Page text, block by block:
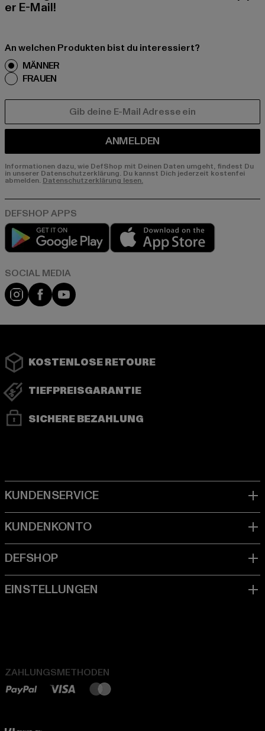
er E-Mail!
An welchen Produkten bist du interessiert?
MÄNNER
FRAUEN
ANMELDEN
Informationen dazu, wie DefShop mit Deinen Daten umgeht, findest Du
in unserer Datenschutzerklärung. Du kannst Dich jederzeit kostenfei
abmelden. Datenschutzerklärung lesen.
Play market
Instagram
FacebookYouTube
KOSTENLOSE RETOURE
TIEFPREISGARANTIE
SICHERE BEZAHLUNG
ZAHLUNGSMETHODEN